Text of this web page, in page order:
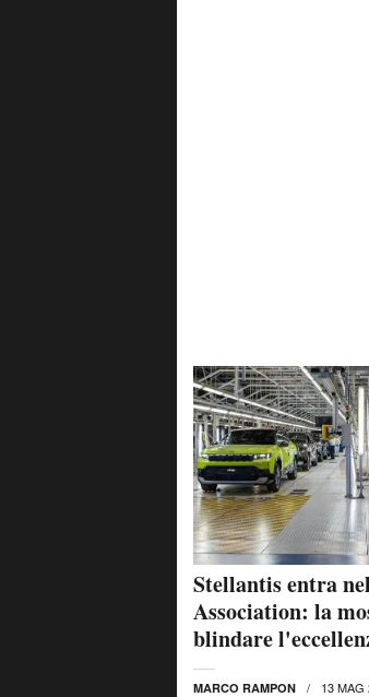
Stellantis entra
Association: la
blindare
MARCO RAMPON 13 MAG